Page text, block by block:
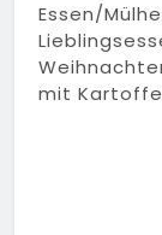
Essen/
mit